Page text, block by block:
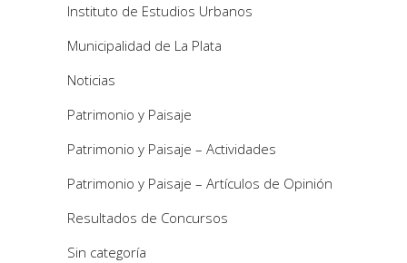
Instituto de Estudios Urbanos
Municipalidad de La Plata
Noticias
Patrimonio y Paisaje
Patrimonio y Paisaje – Actividades
Patrimonio y Paisaje – Artículos de Opinión
Resultados de Concursos
Sin categoría